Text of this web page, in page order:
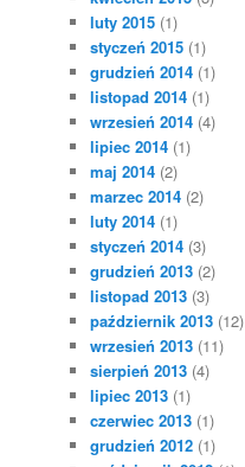
luty 2015 (1)
styczeń 2015 (1)
grudzień 2014 (1)
listopad 2014 (1)
wrzesień 2014 (4)
lipiec 2014 (1)
maj 2014 (2)
marzec 2014 (2)
luty 2014 (1)
styczeń 2014 (3)
grudzień 2013 (2)
listopad 2013 (3)
październik 2013 (12)
wrzesień 2013 (11)
sierpień 2013 (4)
lipiec 2013 (1)
czerwiec 2013 (1)
grudzień 2012 (1)